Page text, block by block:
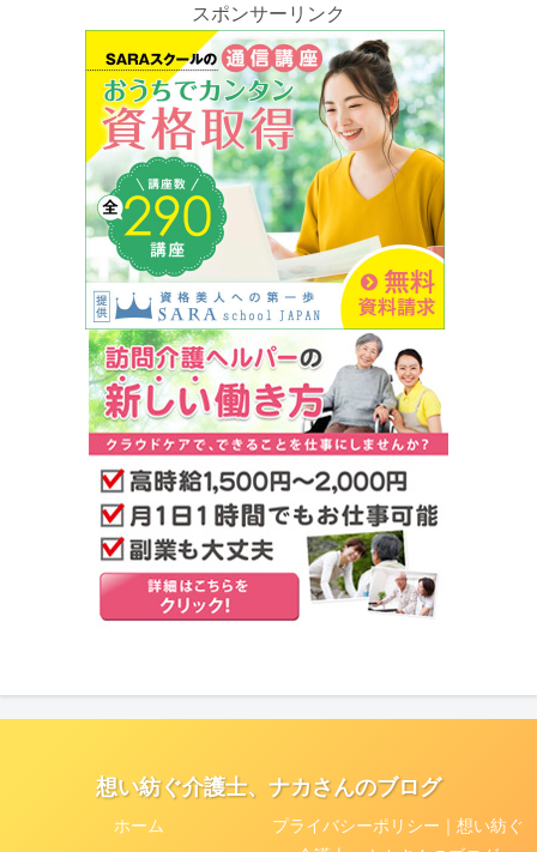
スポンサーリンク
想い紡ぐ介護士、ナカさんのブログ
ホーム
プライバシーポリシー｜想い紡ぐ